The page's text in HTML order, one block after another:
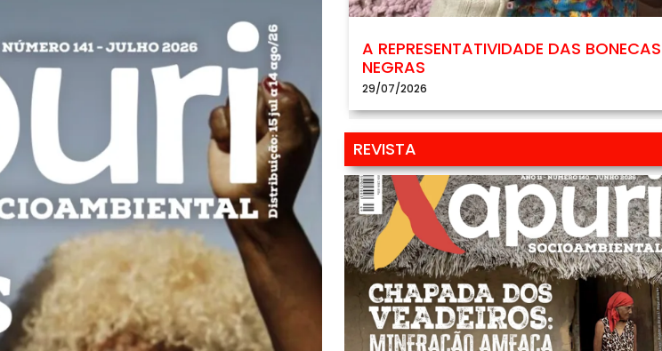
A REPRESENTATIVIDADE DAS BONECAS
NEGRAS
29/07/2026
REVISTA